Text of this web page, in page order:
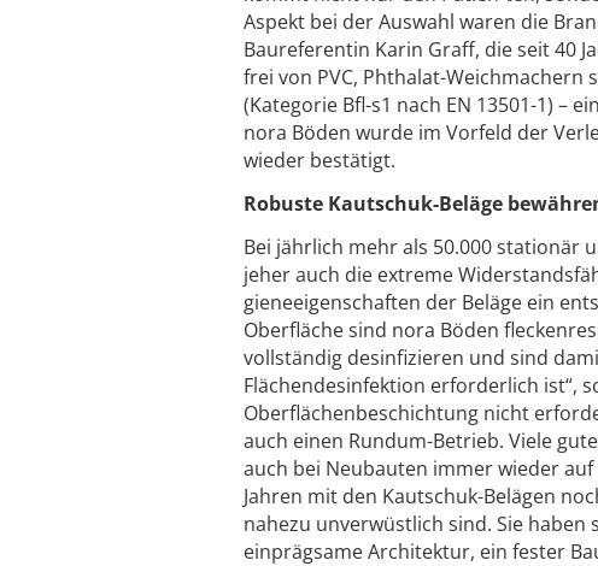
Aspekt bei der Auswahl waren die
Baureferentin Karin Graff, die seit 40
frei von PVC, Phthalat-
(Kategorie Bfl-s1 nach EN 13501-1) –
nora Böden wurde im Vorfeld der
wieder bestätigt.
Robuste Kautschuk-Beläge
Bei jährlich mehr als 50.000 stationär
jeher auch die extreme
gieneeigenschaften der Beläge ein
Oberfläche sind nora Böden
vollständig desinfizieren und sind
Flächendesinfektion erforderlich ist“,
Oberflächenbeschichtung nicht
auch einen Rundum-Betrieb. Viele
auch bei Neubauten immer wieder
Jahren mit den Kautschuk-Belägen
nahezu unverwüstlich sind. Sie
einprägsame Architektur, ein fester